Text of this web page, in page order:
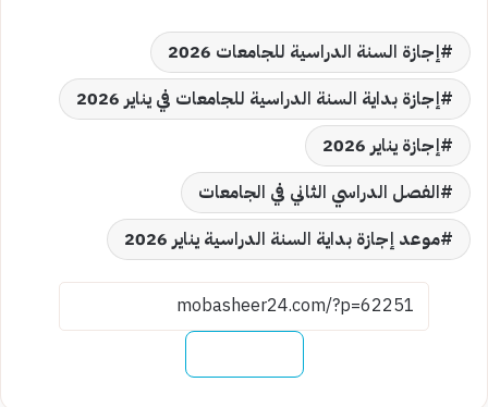
إجازة السنة الدراسية للجامعات 2026
إجازة بداية السنة الدراسية للجامعات في يناير 2026
إجازة يناير 2026
الفصل الدراسي الثاني في الجامعات
موعد إجازة بداية السنة الدراسية يناير 2026